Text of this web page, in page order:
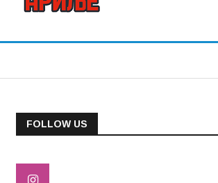
FOLLOW US